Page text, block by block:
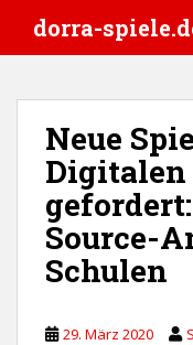
i
dorra-
Neue
Source-
Schulen
29. März 2020